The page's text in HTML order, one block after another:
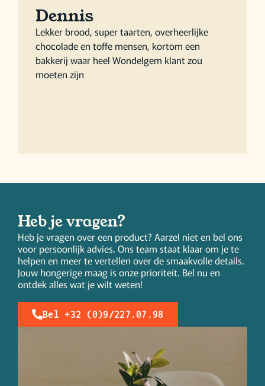
Dennis
Lekker brood, super taarten, overheerlijke
chocolade en toffe mensen, kortom een
bakkerij waar heel Wondelgem klant zou
moeten zijn
Heb je vragen?
Heb je vragen over een product? Aarzel niet en bel ons
voor persoonlijk advies. Ons team staat klaar om je te
helpen en meer te vertellen over de smaakvolle details.
Jouw hongerige maag is onze prioriteit. Bel nu en
ontdek alles wat je wilt weten!
Bel +32 (0)9/227.07.98